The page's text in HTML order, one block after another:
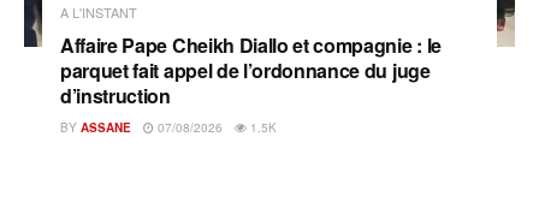
A L'INSTANT
Affaire Pape Cheikh Diallo et compagnie : le
parquet fait appel de l’ordonnance du juge
d’instruction
BY ASSANE 07/08/2026 1.5K